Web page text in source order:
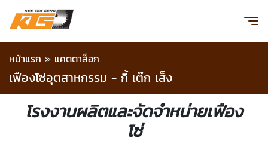
หน้าแรก » แคตตาล็อก
เฟืองโซ่อุตสาหกรรม - กี้ เต๊ก เส็ง
โรงงานผลิตและจัดจำหน่ายเฟือง
โซ่